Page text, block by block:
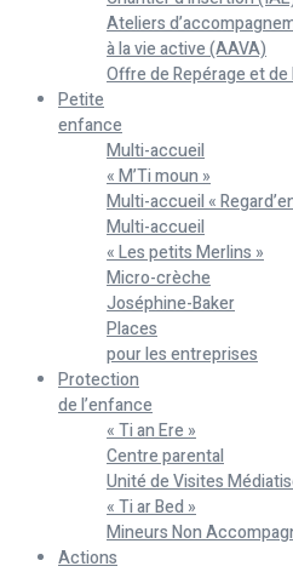
Ateliers
à la vie active (AAVA)
Offre de Repérage et
Petite
enfance
Multi-accueil
« M’Ti moun »
Multi-accueil «
Multi-accueil
« Les petits Merlins »
Micro-crèche
Joséphine-Baker
Places
pour les entreprises
Protection
de l’enfance
« Ti an Ere »
Centre parental
Unité de Visites
« Ti ar Bed »
Mineurs Non
Actions